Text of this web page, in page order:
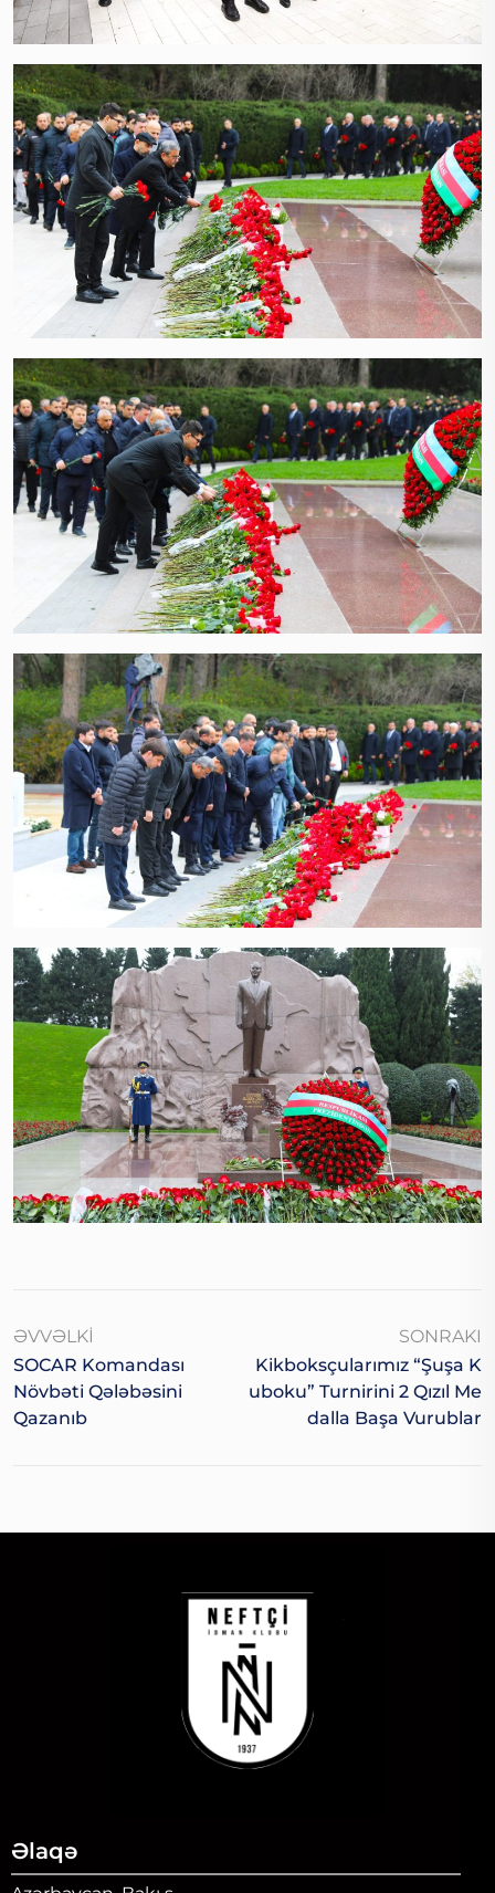
ƏVVƏLKI
SOCAR Komandası
Növbəti Qələbəsini
Qazanıb
SONRAKI
Kikboksçularımız “Şuşa K
Uboku” Turnirini 2 Qızıl Me
Dalla Başa Vurublar
Əlaqə